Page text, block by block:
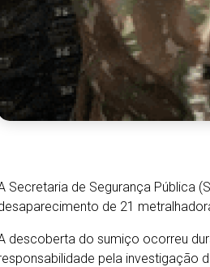
Secretaria de Segurança Pública
de 21
descoberta do sumiço ocorreu
pela investigação